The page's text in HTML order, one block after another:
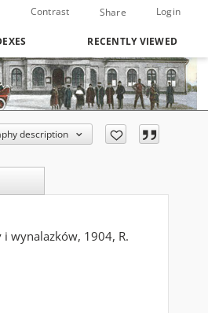
Contrast Share Login
RECENTLY VIEWED
description
wynalazków, 1904, R.